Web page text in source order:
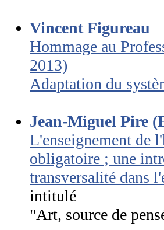
Vincent Figureau
Hommage au
2013)
Adaptation du
Jean-Miguel Pire
L'enseignement de
obligatoire ; une
transversalité dans
intitulé
"Art, source de